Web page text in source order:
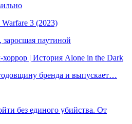
3 (2023)
паутиной
| История Alone in the Dark
бренда и выпускает…
без единого убийства. От